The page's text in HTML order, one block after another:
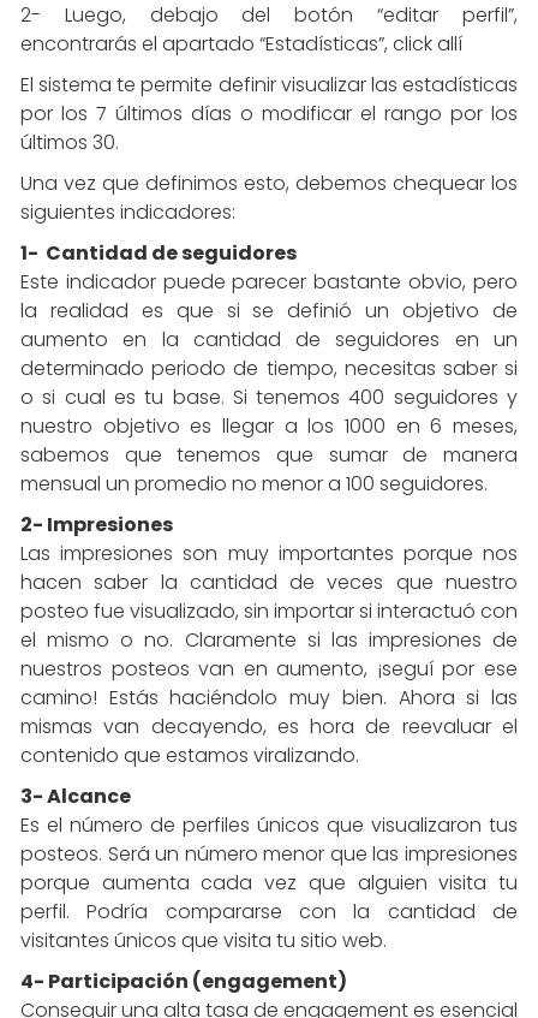
2- Luego, debajo del botón “editar perfil”,
encontrarás el apartado “Estadísticas”, click allí
El sistema te permite definir visualizar las estadísticas
por los 7 últimos días o modificar el rango por los
últimos 30.
Una vez que definimos esto, debemos chequear los
siguientes indicadores:
1- Cantidad de seguidores
Este indicador puede parecer bastante obvio, pero
la realidad es que si se definió un objetivo de
aumento en la cantidad de seguidores en un
determinado periodo de tiempo, necesitas saber si
o si cual es tu base. Si tenemos 400 seguidores y
nuestro objetivo es llegar a los 1000 en 6 meses,
sabemos que tenemos que sumar de manera
mensual un promedio no menor a 100 seguidores.
2- Impresiones
Las impresiones son muy importantes porque nos
hacen saber la cantidad de veces que nuestro
posteo fue visualizado, sin importar si interactuó con
el mismo o no. Claramente si las impresiones de
nuestros posteos van en aumento, ¡seguí por ese
camino! Estás haciéndolo muy bien. Ahora si las
mismas van decayendo, es hora de reevaluar el
contenido que estamos viralizando.
3- Alcance
Es el número de perfiles únicos que visualizaron tus
posteos. Será un número menor que las impresiones
porque aumenta cada vez que alguien visita tu
perfil. Podría compararse con la cantidad de
visitantes únicos que visita tu sitio web.
4- Participación (engagement)
Conseguir una alta tasa de engagement es esencial